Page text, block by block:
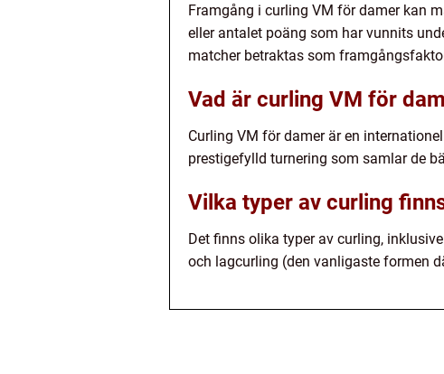
Framgång i curling VM för damer kan
eller antalet poäng som har vunnits
matcher betraktas som
Vad är curling VM för
Curling VM för damer är en
prestigefylld turnering som samlar de
Vilka typer av curling
Det finns olika typer av curling,
och lagcurling (den vanligaste formen